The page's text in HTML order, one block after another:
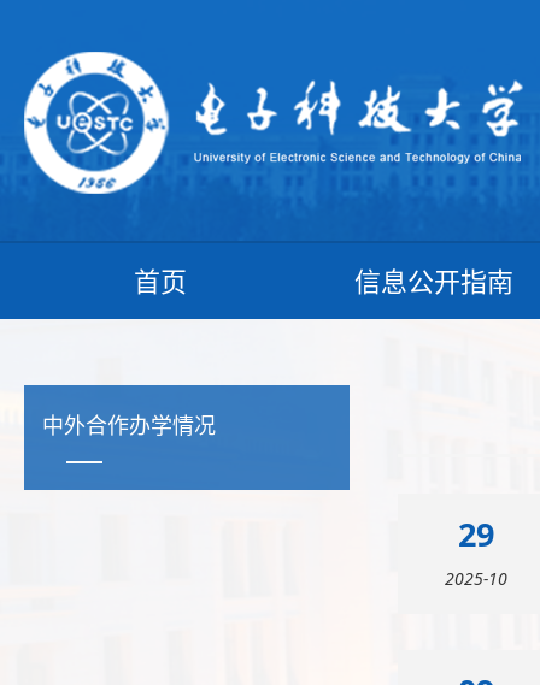
首页 信息公开指南
中外合作办学情况
29
2025-10